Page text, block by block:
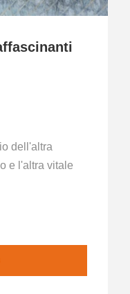
dell'altra
e l'altra vitale